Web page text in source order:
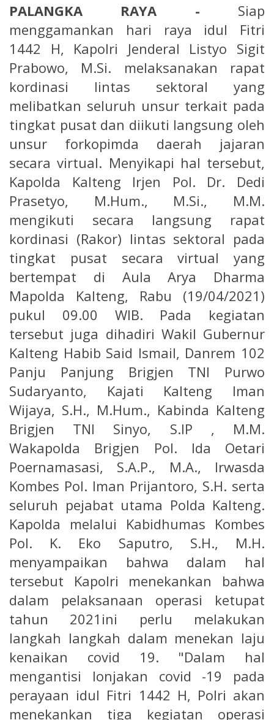
PALANGKA RAYA - Siap
menggamankan hari raya idul Fitri
1442 H, Kapolri Jenderal Listyo Sigit
Prabowo, M.Si. melaksanakan rapat
kordinasi lintas sektoral yang
melibatkan seluruh unsur terkait pada
tingkat pusat dan diikuti langsung oleh
unsur forkopimda daerah jajaran
secara virtual. Menyikapi hal tersebut,
Kapolda Kalteng Irjen Pol. Dr. Dedi
Prasetyo, M.Hum., M.Si., M.M.
mengikuti secara langsung rapat
kordinasi (Rakor) lintas sektoral pada
tingkat pusat secara virtual yang
bertempat di Aula Arya Dharma
Mapolda Kalteng, Rabu (19/04/2021)
pukul 09.00 WIB. Pada kegiatan
tersebut juga dihadiri Wakil Gubernur
Kalteng Habib Said Ismail, Danrem 102
Panju Panjung Brigjen TNI Purwo
Sudaryanto, Kajati Kalteng Iman
Wijaya, S.H., M.Hum., Kabinda Kalteng
Brigjen TNI Sinyo, S.IP , M.M.
Wakapolda Brigjen Pol. Ida Oetari
Poernamasasi, S.A.P., M.A., Irwasda
Kombes Pol. Iman Prijantoro, S.H. serta
seluruh pejabat utama Polda Kalteng.
Kapolda melalui Kabidhumas Kombes
Pol. K. Eko Saputro, S.H., M.H.
menyampaikan bahwa dalam hal
tersebut Kapolri menekankan bahwa
dalam pelaksanaan operasi ketupat
tahun 2021ini perlu melakukan
langkah langkah dalam menekan laju
kenaikan covid 19. "Dalam hal
mengantisi lonjakan covid -19 pada
perayaan idul Fitri 1442 H, Polri akan
menekankan tiga kegiatan operasi